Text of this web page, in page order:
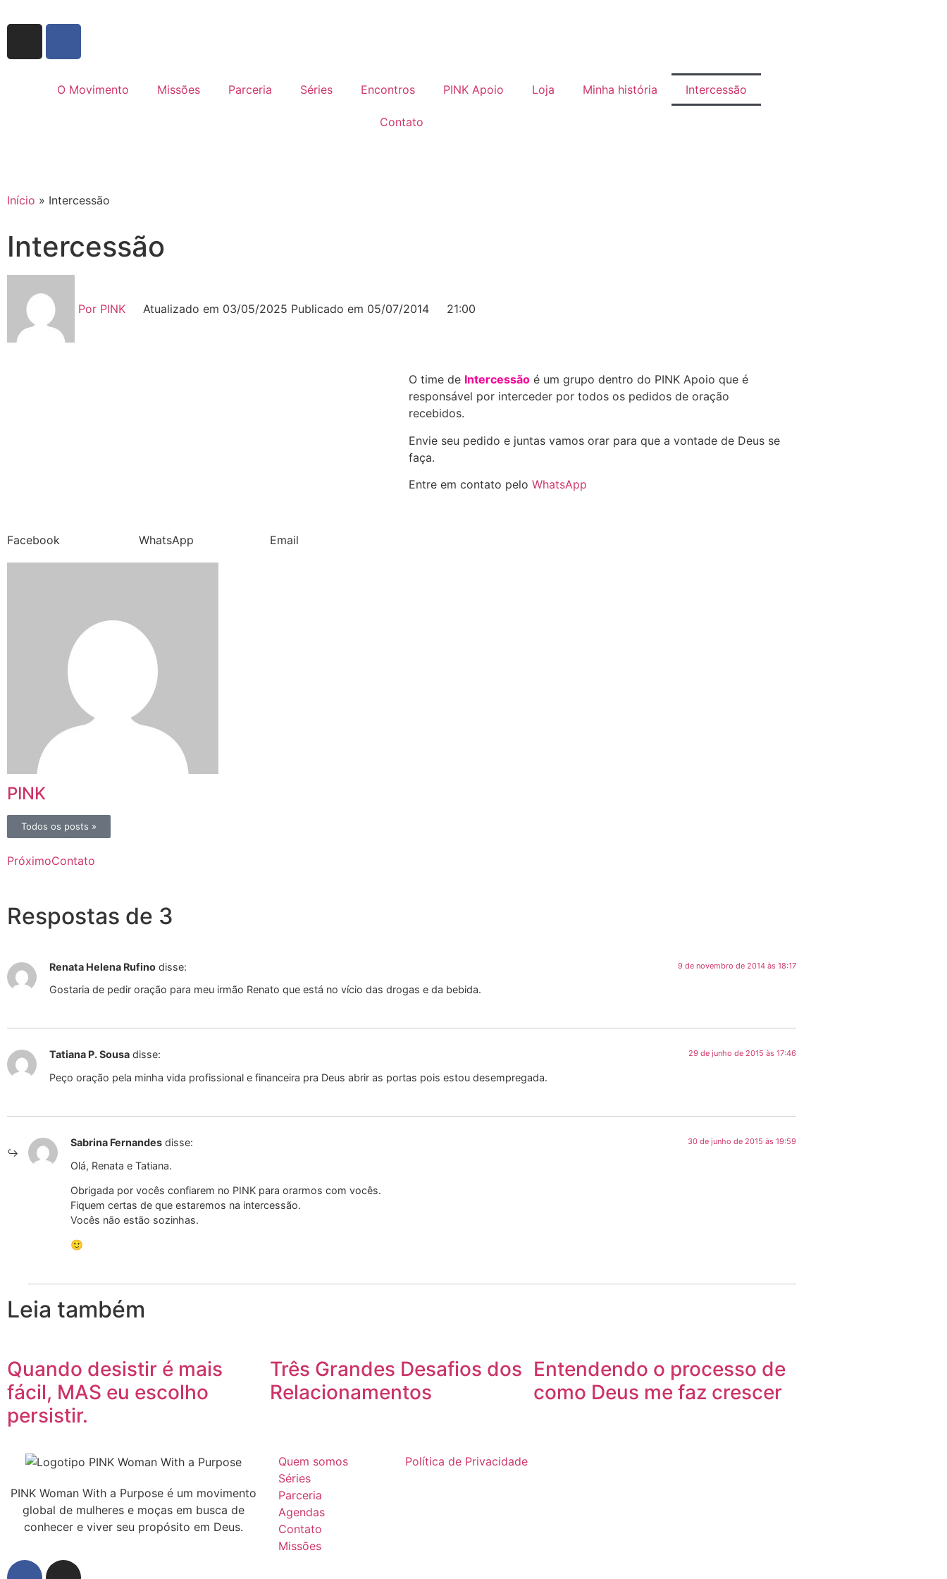
O Movimento Missões Parceria Séries Encontros PINK Apoio Loja Minha história Intercessão
Contato
Início » Intercessão
Intercessão
Por PINK Atualizado em 03/05/2025 Publicado em 05/07/2014 21:00
O time de Intercessão é um grupo dentro do PINK Apoio que é
responsável por interceder por todos os pedidos de oração
recebidos.
Envie seu pedido e juntas vamos orar para que a vontade de Deus se
faça.
Entre em contato pelo WhatsApp
Facebook WhatsApp Email
PINK
Todos os posts »
PróximoContato
Respostas de 3
Renata Helena Rufino disse: 9 de novembro de 2014 às 18:17
Gostaria de pedir oração para meu irmão Renato que está no vício das drogas e da bebida.
Tatiana P. Sousa disse: 29 de junho de 2015 às 17:46
Peço oração pela minha vida profissional e financeira pra Deus abrir as portas pois estou desempregada.
Sabrina Fernandes disse: 30 de junho de 2015 às 19:59
Olá, Renata e Tatiana.
Obrigada por vocês confiarem no PINK para orarmos com vocês.
Fiquem certas de que estaremos na intercessão.
Vocês não estão sozinhas.
🙂
Leia também
Quando desistir é mais
fácil, MAS eu escolho
persistir.
Três Grandes Desafios dos
Relacionamentos
Entendendo o processo de
como Deus me faz crescer
PINK Woman With a Purpose é um movimento
global de mulheres e moças em busca de
conhecer e viver seu propósito em Deus.
Quem somos
Séries
Parceria
Agendas
Contato
Missões
Política de Privacidade